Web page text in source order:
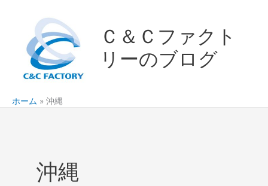
Ｃ＆Ｃファクト
リーのブログ
ホーム 沖縄
沖縄